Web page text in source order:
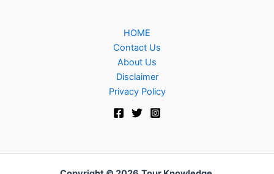
HOME
Contact Us
About Us
Disclaimer
Privacy Policy